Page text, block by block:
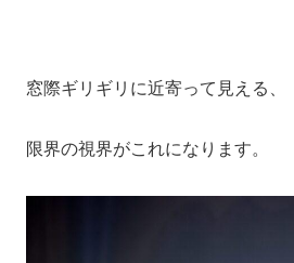
窓際ギリギリに近寄って見える、
限界の視界がこれになります。